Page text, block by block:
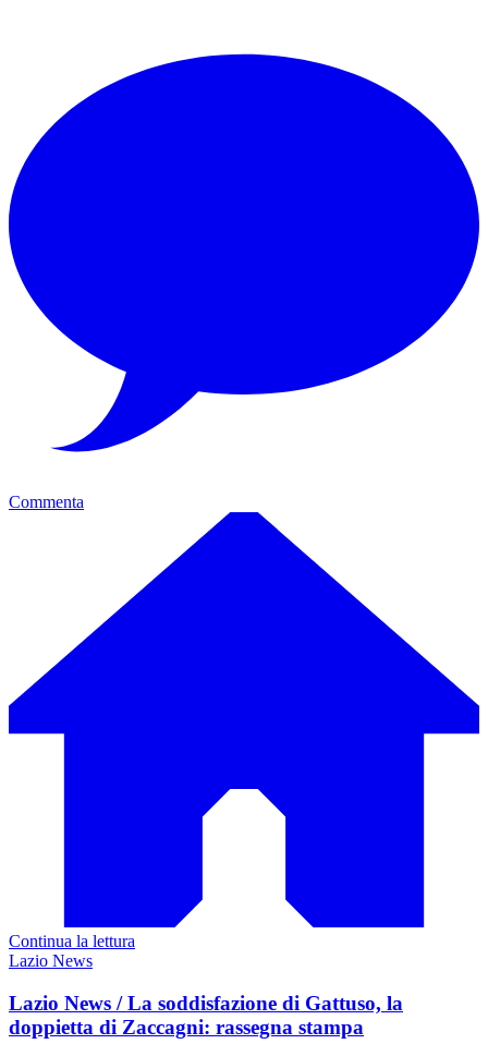
Commenta
Continua la lettura
Lazio News
Lazio News / La soddisfazione di Gattuso, la
doppietta di Zaccagni: rassegna stampa